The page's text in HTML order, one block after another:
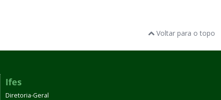
Voltar para o topo
Ifes
Diretoria-Geral